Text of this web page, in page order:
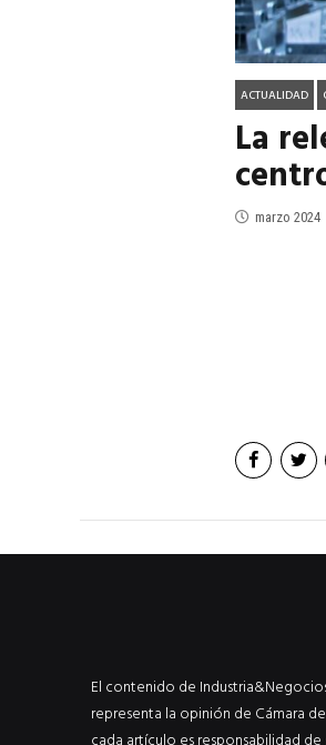
ACTUALIDAD
La
marzo 2024
El contenido de
representa la opinión de Cámara